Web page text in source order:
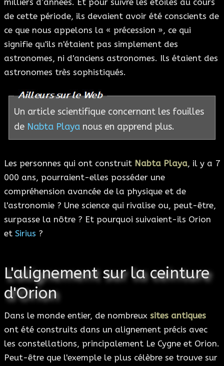
milliers d’années. Et pour suivre les étoiles au cours
de cette période, ils devaient avoir été conscients de
ce que nous appelons la « précession », ce qui
signifie qu'ils n'étaient pas simplement des
astronomes, ni d'anciens astronomes. Ils étaient des
astronomes très sophistiqués.
Un article scientifique concernant les fouilles
de Nabta Playanous en apprend plus.
Les personnes qui ont construit Nabta Playa, il y a 7
000 ans, pourraient-elles posséder une
compréhension avancée de la physique et de
l'astronomie ? Une science qui rivalise ou, peut-être,
surpasse la nôtre ? Et pourquoi suivaient-ils Orion
et Sirius ?
L'alignement sur la ceinture
d'Orion
Dans le monde entier, de nombreux sites antiques
ont été construits dans un alignement précis avec
les constellations, principalement Le Cygne et Orion.
Peut-être que l'exemple le plus célèbre se trouve sur